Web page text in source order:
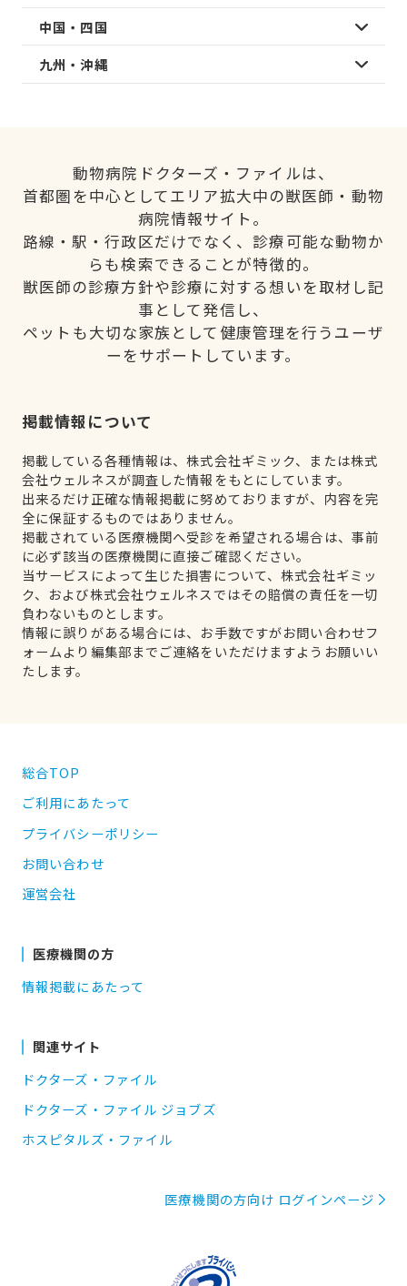
中国・四国
九州・沖縄
動物病院ドクターズ・ファイルは、
首都圏を中心としてエリア拡大中の獣医師・動物
病院情報サイト。
路線・駅・行政区だけでなく、診療可能な動物か
らも検索できることが特徴的。
獣医師の診療方針や診療に対する想いを取材し記
事として発信し、
ペットも大切な家族として健康管理を行うユーザ
ーをサポートしています。
掲載情報について
掲載している各種情報は、株式会社ギミック、または株式
会社ウェルネスが調査した情報をもとにしています。
出来るだけ正確な情報掲載に努めておりますが、内容を完
全に保証するものではありません。
掲載されている医療機関へ受診を希望される場合は、事前
に必ず該当の医療機関に直接ご確認ください。
当サービスによって生じた損害について、株式会社ギミッ
ク、および株式会社ウェルネスではその賠償の責任を一切
負わないものとします。
情報に誤りがある場合には、お手数ですがお問い合わせフ
ォームより編集部までご連絡をいただけますようお願いい
たします。
総合TOP
ご利用にあたって
プライバシーポリシー
お問い合わせ
運営会社
医療機関の方
情報掲載にあたって
関連サイト
ドクターズ・ファイル
ドクターズ・ファイル ジョブズ
ホスピタルズ・ファイル
医療機関の方向け ログインページ